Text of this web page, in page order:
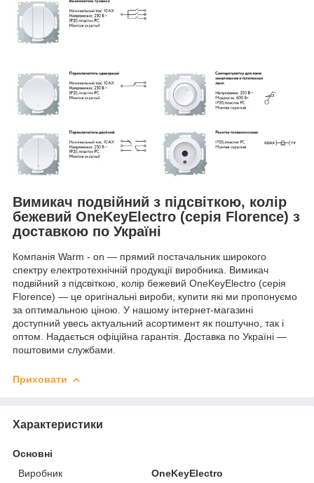
Вимикач подвійний з підсвіткою, колір
бежевий OneKeyElectro (серія Florence) з
доставкою по Україні
Компанія Warm - on — прямий постачальник широкого
спектру електротехнічній продукції виробника. Вимикач
подвійний з підсвіткою, колір бежевий OneKeyElectro (серія
Florence) — це оригінальні вироби, купити які ми пропонуємо
за оптимальною ціною. У нашому інтернет-магазині
доступний увесь актуальний асортимент як поштучно, так і
оптом. Надається офіційна гарантія. Доставка по Україні —
поштовими службами.
Приховати
Характеристики
Основні
Виробник
OneKeyElectro